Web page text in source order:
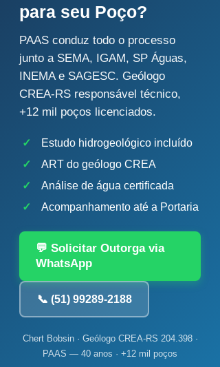
para seu Poço?
PAAS conduz todo o processo
junto a SEMA, IGAM, SP Águas,
INEMA e SAGESC. Geólogo
CREA-RS responsável técnico,
+12 mil poços licenciados.
✓
Estudo hidrogeológico incluído
✓
ART do geólogo CREA
✓
Análise de água certificada
✓
Acompanhamento até a Portaria
💬 Solicitar Outorga via
WhatsApp
📞 (51) 99289-2188
Chert Bobsin · Geólogo CREA-RS 204.398 ·
PAAS — 40 anos · +12 mil poços